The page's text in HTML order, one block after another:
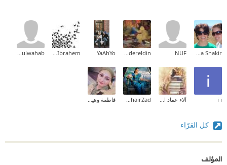
NUF
YaAhYo
i i
كل القرّاء
المؤلف